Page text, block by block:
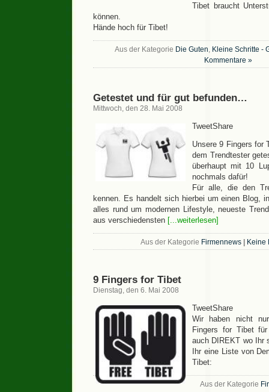
Tibet braucht
können.
Hände hoch für Tibet!
Aus der Kategorie Die Guten, Kleine Schritte -
Kommentare »
Getestet und für gut befunden…
Mittwoch, den 28. Mai 2008
TweetShare
Unsere 9 Fingers for
dem Trendtester
überhaupt mit 10
nochmals dafür!
Für alle, die den
kennen. Es handelt sich hierbei um einen Blog,
alles rund um modernen Lifestyle, neueste
aus verschiedensten [...weiterlesen]
Aus der Kategorie Firmennews Keine
9 Fingers for Tibet
Dienstag, den 6. Mai 2008
TweetShare
Wir haben nicht
Fingers for Tibet
auch DIREKT wo Ihr
Ihr eine Liste von
Tibet:
Aus der Kategorie